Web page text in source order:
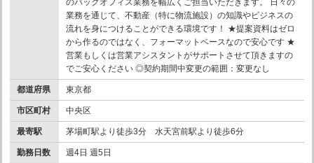
業務を通じて、不動産（特に物流施設）の知識やビジネスの
流れを身につけることができる環境です！ ★提案資料はゼロ
から作るのではなく、フォーマットベースなので安心です ★
営業もしくは営業アシスタントがサポートさせて頂きますの
でご安心ください ◎契約期間中変更の範囲：変更なし
都道府県 東京都
市区町村 中央区
最寄駅 茅場町駅より徒歩3分 水天宮前駅より徒歩6分
勤務日数 週4日 週5日